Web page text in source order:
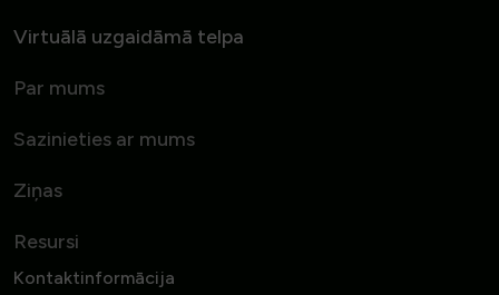
Virtuālā uzgaidāmā telpa
Par mums
Sazinieties ar mums
Ziņas
Resursi
Kontaktinformācija